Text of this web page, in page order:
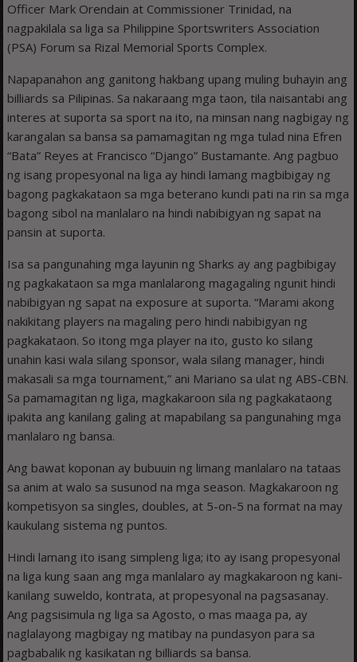
Officer Mark Orendain at Commissioner Trinidad, na
nagpakilala sa liga sa Philippine Sportswriters Association
(PSA) Forum sa Rizal Memorial Sports Complex.
Napapanahon ang ganitong hakbang upang muling buhayin ang
billiards sa Pilipinas. Sa nakaraang mga taon, tila naisantabi ang
interes at suporta sa sport na ito, na minsan nang nagbigay ng
karangalan sa bansa sa pamamagitan ng mga tulad nina Efren
“Bata” Reyes at Francisco “Django” Bustamante. Ang pagbuo
ng isang propesyonal na liga ay hindi lamang magbibigay ng
bagong pagkakataon sa mga beterano kundi pati na rin sa mga
bagong sibol na manlalaro na hindi nabibigyan ng sapat na
pansin at suporta.
Isa sa pangunahing mga layunin ng Sharks ay ang pagbibigay
ng pagkakataon sa mga manlalarong magagaling ngunit hindi
nabibigyan ng sapat na exposure at suporta. “Marami akong
nakikitang players na magaling pero hindi nabibigyan ng
pagkakataon. So itong mga player na ito, gusto ko silang
unahin kasi wala silang sponsor, wala silang manager, hindi
makasali sa mga tournament,” ani Mariano sa ulat ng ABS-CBN.
Sa pamamagitan ng liga, magkakaroon sila ng pagkakataong
ipakita ang kanilang galing at mapabilang sa pangunahing mga
manlalaro ng bansa.
Ang bawat koponan ay bubuuin ng limang manlalaro na tataas
sa anim at walo sa susunod na mga season. Magkakaroon ng
kompetisyon sa singles, doubles, at 5-on-5 na format na may
kaukulang sistema ng puntos.
Hindi lamang ito isang simpleng liga; ito ay isang propesyonal
na liga kung saan ang mga manlalaro ay magkakaroon ng kani-
kanilang suweldo, kontrata, at propesyonal na pagsasanay.
Ang pagsisimula ng liga sa Agosto, o mas maaga pa, ay
naglalayong magbigay ng matibay na pundasyon para sa
pagbabalik ng kasikatan ng billiards sa bansa.